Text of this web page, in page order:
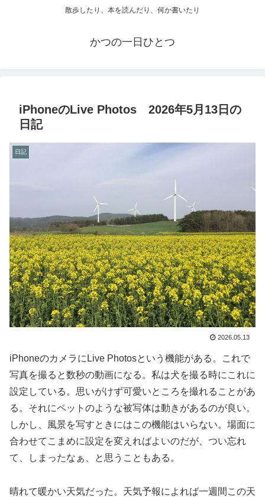
散歩したり、本を読んだり、何か書いたり
かつの一日ひとつ
iPhoneのLive Photos 2026年5月13日の
日記
日記
2026.05.13
iPhoneのカメラにLive Photosという機能がある。これで
写真を撮ると数秒の動画になる。私は犬を撮る時にこれに
設定している。思いがけず可愛いところを撮れることがあ
る。それにペットのような被写体は動きがあるのが良い。
しかし、風景を写すときにはこの機能はいらない。場面に
合わせてこまめに設定を変えればよいのだが、つい忘れ
て、しまったなぁ、と思うこともある。
晴れて暖かい天気だった。天気予報によれば一週間この天